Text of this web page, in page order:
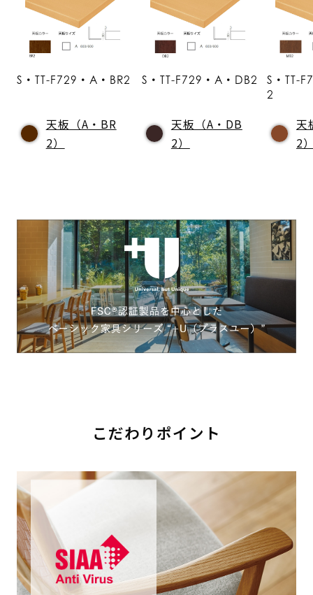
S・TT-F729・A・BR2
天板（A・BR
2）
S・TT-F729・A・DB2
天板（A・DB
2）
S・TT-
2
天
2
こだわりポイント